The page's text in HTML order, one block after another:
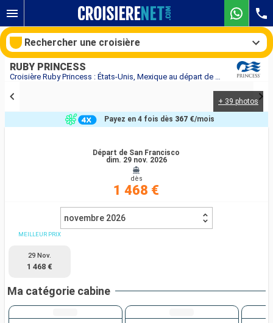
Croisière Ruby Princess : États-Unis, Mexique au départ de San Francisco
RUBY PRINCESS
+ 39 photos
Départ de San Francisco
dim. 29 nov. 2026
dès
1 468 €
Payez en 4 fois dès 367 €/mois
novembre 2026
MEILLEUR PRIX
29 Nov.
1 468 €
Ma catégorie cabine
Rechercher une croisière
Nos destinations
Compagnies
Rechercher